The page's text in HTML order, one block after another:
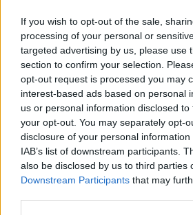
If you wish to opt-out of the sale,
processing of your personal or
targeted advertising by us, please use
section to confirm your selection.
opt-out request is processed you may
interest-based ads based on personal
us or personal information disclosed
your opt-out. You may separately opt-
disclosure of your personal
IAB’s list of downstream participants.
also be disclosed by us to third parties
Downstream Participants that may
suoi tifosi ora si aspettano una
occasione del prossimo GP
Mugello. Ma che cosa ha detto
momento di Pecco? Ecco le sue
Le dichiarazioni di
Dall’Igna su
poche ore dalla
Mugello